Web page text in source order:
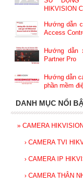
HIKVISION
Hướng dẫn
Access
Hướng dẫn
Partner Pro
Hướng dẫn
phần mềm
DANH MỤC NỔI
» CAMERA HIKVISION
› CAMERA TVI
› CAMERA IP
› CAMERA THÂN